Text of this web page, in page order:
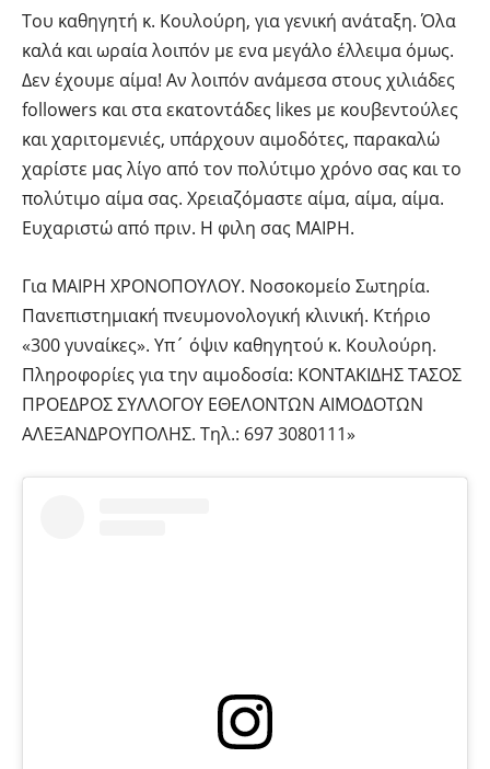
Του καθηγητή κ. Κουλούρη, για γενική ανάταξη. Όλα
καλά και ωραία λοιπόν με ενα μεγάλο έλλειμα όμως.
Δεν έχουμε αίμα! Αν λοιπόν ανάμεσα στους χιλιάδες
followers και στα εκατοντάδες likes με κουβεντούλες
και χαριτομενιές, υπάρχουν αιμοδότες, παρακαλώ
χαρίστε μας λίγο από τον πολύτιμο χρόνο σας και το
πολύτιμο αίμα σας. Χρειαζόμαστε αίμα, αίμα, αίμα.
Ευχαριστώ από πριν. Η φιλη σας ΜΑΙΡΗ.
Για ΜΑΙΡΗ ΧΡΟΝΟΠΟΥΛΟΥ. Νοσοκομείο Σωτηρία.
Πανεπιστημιακή πνευμονολογική κλινική. Κτήριο
«300 γυναίκες». Υπ´ όψιν καθηγητού κ. Κουλούρη.
Πληροφορίες για την αιμοδοσία: ΚΟΝΤΑΚΙΔΗΣ ΤΑΣΟΣ
ΠΡΟΕΔΡΟΣ ΣΥΛΛΟΓΟΥ ΕΘΕΛΟΝΤΩΝ ΑΙΜΟΔΟΤΩΝ
ΑΛΕΞΑΝΔΡΟΥΠΟΛΗΣ. Τηλ.: 697 3080111»